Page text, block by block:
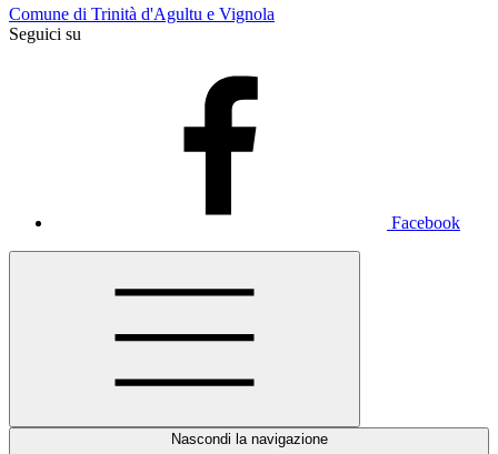
Comune di Trinità d'Agultu e Vignola
Seguici su
Facebook
Nascondi la navigazione